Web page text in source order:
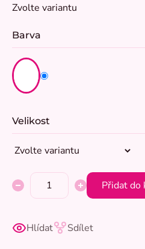
Zvolte variantu
Barva
Velikost
Přidat do
Hlídat Sdílet